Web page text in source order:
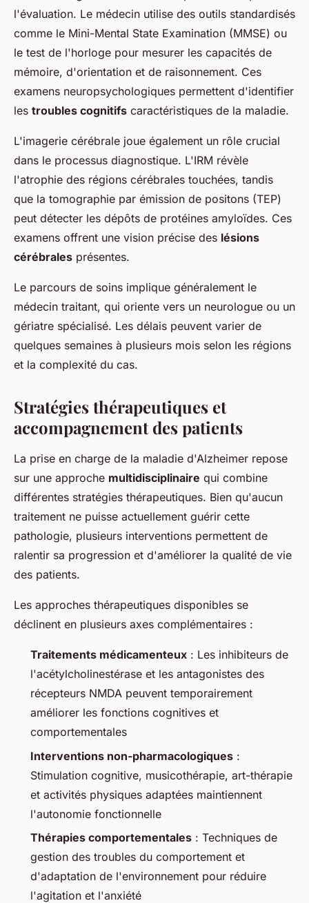
l'évaluation. Le médecin utilise des outils standardisés
comme le Mini-Mental State Examination (MMSE) ou
le test de l'horloge pour mesurer les capacités de
mémoire, d'orientation et de raisonnement. Ces
examens neuropsychologiques permettent d'identifier
les troubles cognitifs caractéristiques de la maladie.
L'imagerie cérébrale joue également un rôle crucial
dans le processus diagnostique. L'IRM révèle
l'atrophie des régions cérébrales touchées, tandis
que la tomographie par émission de positons (TEP)
peut détecter les dépôts de protéines amyloïdes. Ces
examens offrent une vision précise des lésions
cérébrales présentes.
Le parcours de soins implique généralement le
médecin traitant, qui oriente vers un neurologue ou un
gériatre spécialisé. Les délais peuvent varier de
quelques semaines à plusieurs mois selon les régions
et la complexité du cas.
Stratégies thérapeutiques et
accompagnement des patients
La prise en charge de la maladie d'Alzheimer repose
sur une approche multidisciplinaire qui combine
différentes stratégies thérapeutiques. Bien qu'aucun
traitement ne puisse actuellement guérir cette
pathologie, plusieurs interventions permettent de
ralentir sa progression et d'améliorer la qualité de vie
des patients.
Les approches thérapeutiques disponibles se
déclinent en plusieurs axes complémentaires :
Traitements médicamenteux : Les inhibiteurs de
l'acétylcholinestérase et les antagonistes des
récepteurs NMDA peuvent temporairement
améliorer les fonctions cognitives et
comportementales
Interventions non-pharmacologiques :
Stimulation cognitive, musicothérapie, art-thérapie
et activités physiques adaptées maintiennent
l'autonomie fonctionnelle
Thérapies comportementales : Techniques de
gestion des troubles du comportement et
d'adaptation de l'environnement pour réduire
l'agitation et l'anxiété